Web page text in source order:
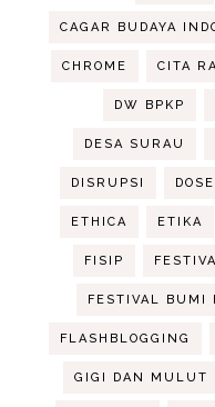
CAGAR BUDAYA
CHROME CITA
DW BPKP
DESA SURAU
DISRUPSI
ETHICA ETIKA
FISIP
FESTIVAL BUMI
FLASHBLOGGING
GIGI DAN MULUT